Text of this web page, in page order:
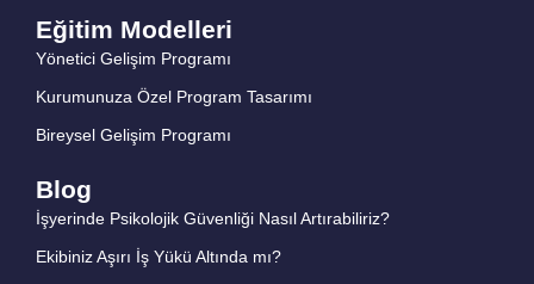
a
g
r
m
u
e
e
i
Eğitim Modelleri
Yönetici Gelişim Programı
Kurumunuza Özel Program Tasarımı
Bireysel Gelişim Programı
Blog
İşyerinde Psikolojik Güvenliği Nasıl Artırabiliriz?
Ekibiniz Aşırı İş Yükü Altında mı?